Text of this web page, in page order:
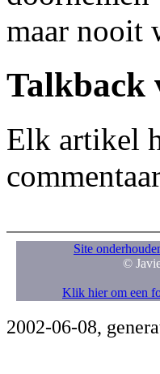
maar nooit
Talkback
Elk artikel
Site
©
Klik hier om een
2002-06-08,